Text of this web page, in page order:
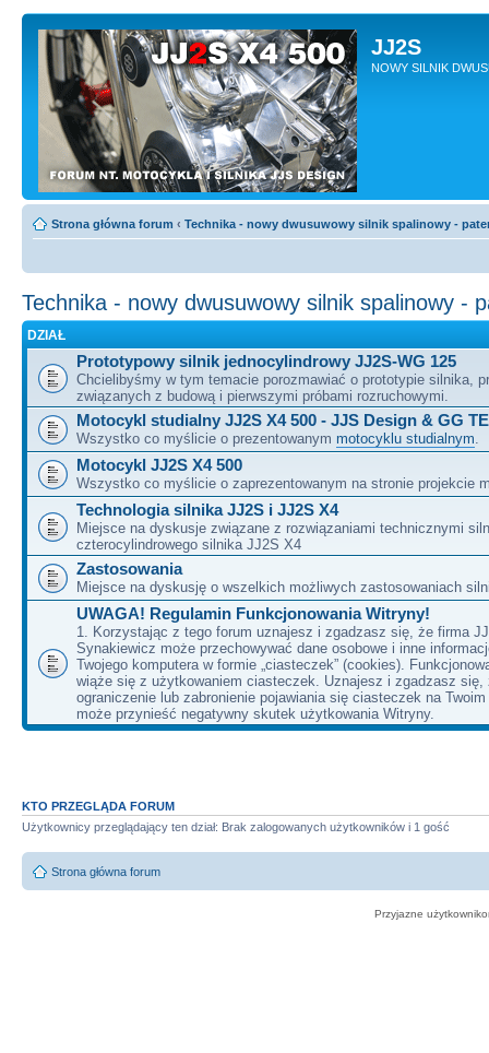
JJ2S
NOWY SILNIK
Strona główna forum ‹ Technika - nowy dwusuwowy silnik spalinowy -
Technika - nowy dwusuwowy silnik spalinowy -
DZIAŁ
Prototypowy silnik jednocylindrowy JJ2S-WG 125
Chcielibyśmy w tym temacie porozmawiać o prototypie silnika,
związanych z budową i pierwszymi próbami rozruchowymi.
Motocykl studialny JJ2S X4 500 - JJS Design & GG
Wszystko co myślicie o prezentowanym motocyklu studialnym.
Motocykl JJ2S X4 500
Wszystko co myślicie o zaprezentowanym na stronie projekcie
Technologia silnika JJ2S i JJ2S X4
Miejsce na dyskusje związane z rozwiązaniami technicznymi
czterocylindrowego silnika JJ2S X4
Zastosowania
Miejsce na dyskusję o wszelkich możliwych zastosowaniach
UWAGA! Regulamin Funkcjonowania Witryny!
1. Korzystając z tego forum uznajesz i zgadzasz się, że firma
Synakiewicz może przechowywać dane osobowe i inne
Twojego komputera w formie „ciasteczek” (cookies).
wiąże się z użytkowaniem ciasteczek. Uznajesz i zgadzasz się,
ograniczenie lub zabronienie pojawiania się ciasteczek na
może przynieść negatywny skutek użytkowania Witryny.
KTO PRZEGLĄDA FORUM
Użytkownicy przeglądający ten dział: Brak zalogowanych użytkowników i 1 gość
Strona główna forum
Przyjazne